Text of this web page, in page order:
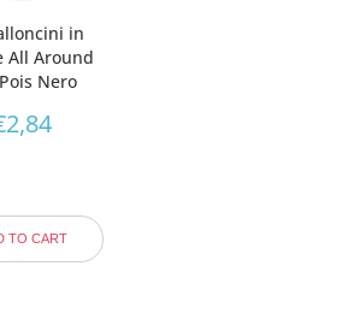
in
All Around
Nero
2,84
TO CART